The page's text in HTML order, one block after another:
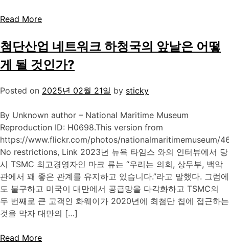
Read More
첨단산업 네트워크 하청국의 앞날은 어떻
게 될 것인가?
Posted on 2025년 02월 21일 by sticky
By Unknown author – National Maritime Museum
Reproduction ID: H0698.This version from
https://www.flickr.com/photos/nationalmaritimemuseum/
No restrictions, Link 2023년 뉴욕 타임스 와의 인터뷰에서 당
시 TSMC 최고경영자인 마크 류는 “우리는 의회, 상무부, 백악
관에서 꽤 좋은 관계를 유지하고 있습니다.”라고 말했다. 그럼에
도 불구하고 미국이 대만에서 공급망을 다각화하고 TSMC의
두 번째로 큰 고객인 화웨이가 2020년에 최첨단 칩에 접근하는
것을 막자 대만의 […]
Read More